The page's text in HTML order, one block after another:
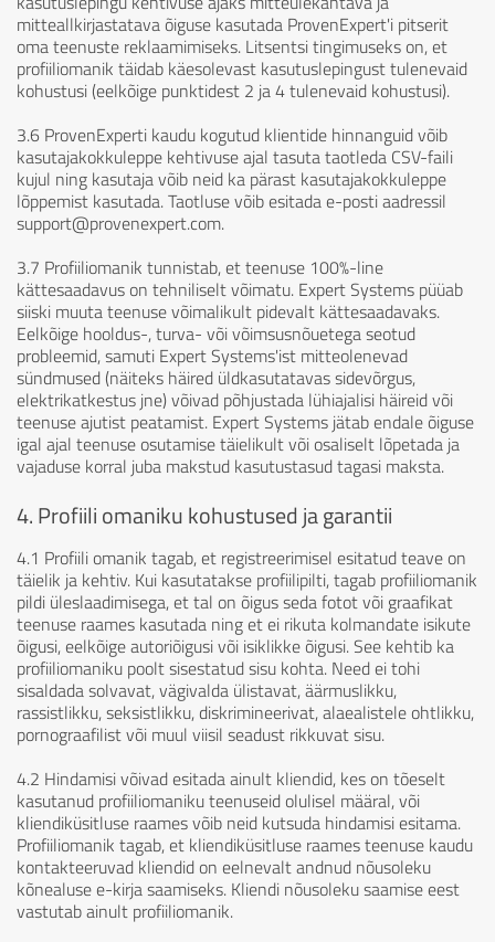
mitteallkirjastatava õiguse kasutada ProvenExpert'i pitserit
oma teenuste reklaamimiseks. Litsentsi tingimuseks on, et
profiiliomanik täidab käesolevast kasutuslepingust tulenevaid
kohustusi (eelkõige punktidest 2 ja 4 tulenevaid kohustusi).
3.6 ProvenExperti kaudu kogutud klientide hinnanguid võib
kasutajakokkuleppe kehtivuse ajal tasuta taotleda CSV-faili
kujul ning kasutaja võib neid ka pärast kasutajakokkuleppe
lõppemist kasutada. Taotluse võib esitada e-posti aadressil
support@provenexpert.com.
3.7 Profiiliomanik tunnistab, et teenuse 100%-line
kättesaadavus on tehniliselt võimatu. Expert Systems püüab
siiski muuta teenuse võimalikult pidevalt kättesaadavaks.
Eelkõige hooldus-, turva- või võimsusnõuetega seotud
probleemid, samuti Expert Systems'ist mitteolenevad
sündmused (näiteks häired üldkasutatavas sidevõrgus,
elektrikatkestus jne) võivad põhjustada lühiajalisi häireid või
teenuse ajutist peatamist. Expert Systems jätab endale õiguse
igal ajal teenuse osutamise täielikult või osaliselt lõpetada ja
vajaduse korral juba makstud kasutustasud tagasi maksta.
4. Profiili omaniku kohustused ja garantii
4.1 Profiili omanik tagab, et registreerimisel esitatud teave on
täielik ja kehtiv. Kui kasutatakse profiilipilti, tagab profiiliomanik
pildi üleslaadimisega, et tal on õigus seda fotot või graafikat
teenuse raames kasutada ning et ei rikuta kolmandate isikute
õigusi, eelkõige autoriõigusi või isiklikke õigusi. See kehtib ka
profiiliomaniku poolt sisestatud sisu kohta. Need ei tohi
sisaldada solvavat, vägivalda ülistavat, äärmuslikku,
rassistlikku, seksistlikku, diskrimineerivat, alaealistele ohtlikku,
pornograafilist või muul viisil seadust rikkuvat sisu.
4.2 Hindamisi võivad esitada ainult kliendid, kes on tõeselt
kasutanud profiiliomaniku teenuseid olulisel määral, või
kliendiküsitluse raames võib neid kutsuda hindamisi esitama.
Profiiliomanik tagab, et kliendiküsitluse raames teenuse kaudu
kontakteeruvad kliendid on eelnevalt andnud nõusoleku
kõnealuse e-kirja saamiseks. Kliendi nõusoleku saamise eest
vastutab ainult profiiliomanik.